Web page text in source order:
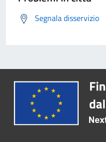
Segnala disservizio